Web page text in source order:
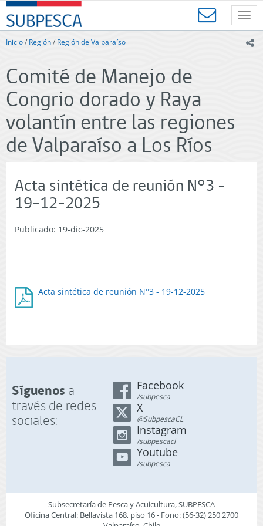
Contenido
principal
SUBPESCA
-
Subsecretaría
y
Acuicultura
-
Gobierno
de
Chile
Inicio/ Región/ Región de Valparaíso
Comité de Manejo de
Congrio dorado y Raya
volantín entre las regiones
de Valparaíso a Los Ríos
Acta sintética de reunión N°3 -
19-12-2025
Publicado: 19-dic-2025
Acta sintética de reunión N°3 - 19-12-2025
Síguenos a
través de redes
sociales:
Facebook
/subpesca
X
@SubpescaCL
Instagram
/subpescacl
Youtube
/subpesca
Subsecretaría de Pesca y Acuicultura, SUBPESCA
Oficina Central: Bellavista 168, piso 16 - Fono: (56-32) 250 2700